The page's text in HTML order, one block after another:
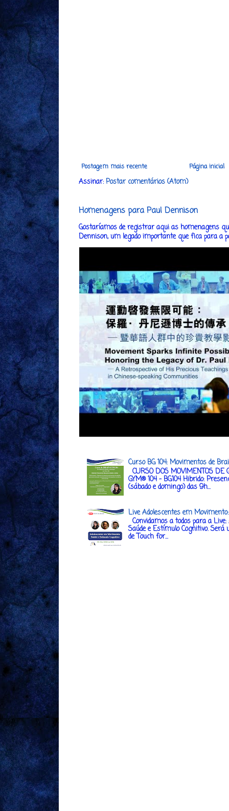
Postagem mais recente Página inicial
Assinar:Postar comentários (Atom)
Homenagens para Paul Dennison
Gostaríamos de registrar aqui as homenagens
Dennison, um legado importante que fica para a
Curso BG 104: Movimentos de
CURSO DOS MOVIMENTOS DE
GYM® 104 - BG104 Hibrido:
(sábado e domingo) das 9h...
Live Adolescentes em
Convidamos a todos para a
Saúde e Estímulo Cognitivo.
de Touch for...